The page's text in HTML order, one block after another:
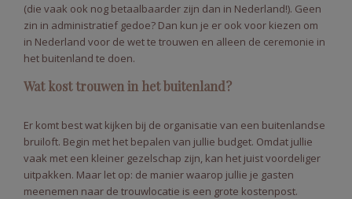
(die vaak ook nog betaalbaarder zijn dan in Nederland!). Geen
zin in administratief gedoe? Dan kun je er ook voor kiezen om
in Nederland voor de wet te trouwen en alleen de ceremonie in
het buitenland te doen.
Wat kost trouwen in het buitenland?
Er komt best wat kijken bij de organisatie van een buitenlandse
bruiloft. Begin met het bepalen van jullie budget. Omdat jullie
vaak met een kleiner gezelschap zijn, kan het juist voordeliger
uitpakken. Maar let op: de manier waarop jullie je gasten
meenemen naar de trouwlocatie is een grote kostenpost.